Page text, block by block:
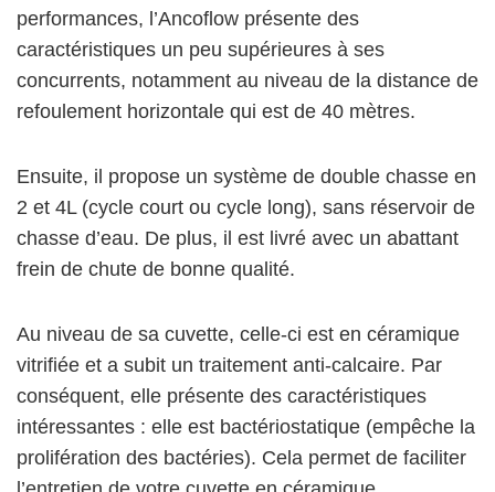
performances, l’Ancoflow présente des
caractéristiques un peu supérieures à ses
concurrents, notamment au niveau de la distance de
refoulement horizontale qui est de 40 mètres.
Ensuite, il propose un système de double chasse en
2 et 4L(cycle court ou cycle long), sans réservoir de
chasse d’eau. De plus, il est livré avec un abattant
frein de chute de bonne qualité.
Au niveau de sa cuvette, celle-ci est en céramique
vitrifiée et a subit un traitement anti-calcaire. Par
conséquent, elle présente des caractéristiques
intéressantes : elle est bactériostatique (empêche la
prolifération des bactéries). Cela permet de faciliter